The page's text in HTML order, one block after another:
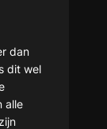
dan
dit wel
alle